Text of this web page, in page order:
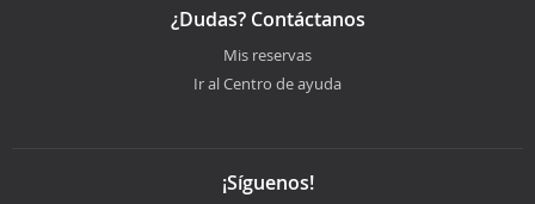
¿Dudas? Contáctanos
Mis reservas
Ir al Centro de ayuda
¡Síguenos!